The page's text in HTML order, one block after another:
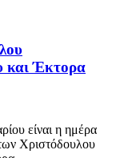
και Έκτορα
είναι η ημέρα
Χριστόδουλου